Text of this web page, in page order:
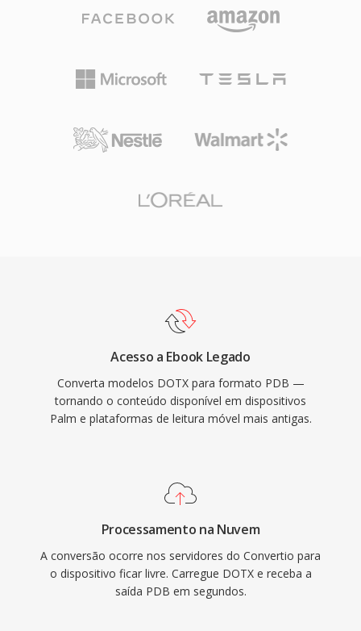
Acesso a Ebook Legado
Converta modelos DOTX para formato PDB —
tornando o conteúdo disponível em dispositivos
Palm e plataformas de leitura móvel mais antigas.
Processamento na Nuvem
A conversão ocorre nos servidores do Convertio para
o dispositivo ficar livre. Carregue DOTX e receba a
saída PDB em segundos.